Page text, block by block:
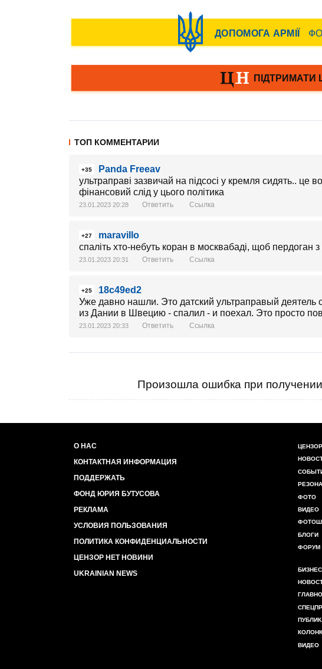
ТОП КОММЕНТАРИИ
+35
Panda Freeav
ультраправі зазвичай на підсосі у кремля сидять.. це
фінансовий слід у цього політика
23.01.2023 20:28 Ответить Ссылка
+27
maravillo
спаліть хто-небуть коран в москвабаді, щоб пердоган
23.01.2023 20:31 Ответить Ссылка
+25
18c49ed2
Уже давно нашли. Это датский ультраправый
из Дании в Швецию - спалил - и поехал. Это просто
23.01.2023 20:33 Ответить Ссылка
Произошла ошибка при
О НАС
КОНТАКТНАЯ ИНФОРМАЦИЯ
ПОДДЕРЖАТЬ
ФОНД ЮРИЯ БУТУСОВА
РЕКЛАМА
УСЛОВИЯ ПОЛЬЗОВАНИЯ
ПОЛИТИКА КОНФИДЕНЦИАЛЬНОСТИ
ЦЕНЗОР НЕТ НОВИНИ
UKRAINIAN NEWS
ФОТО
ВИДЕО
БЛОГИ
ФОРУМ
БИЗНЕС
ВИДЕО